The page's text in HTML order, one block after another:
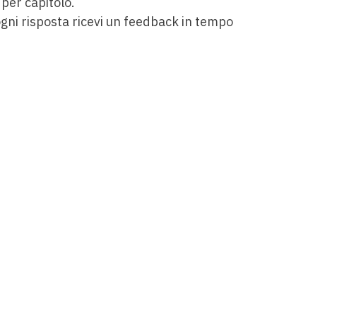
risposta ricevi un feedback in tempo